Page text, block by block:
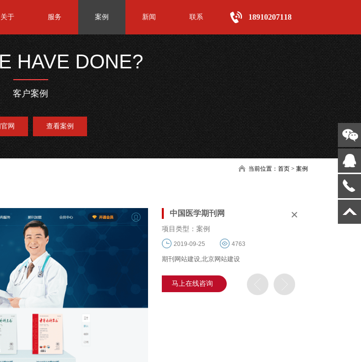
关于 服务 案例 新闻 联系 18910207118
HAVE DONE?
客户案例
网 查看案例
当前位置：首页 >案例
中国医学期刊网 ×
项目类型：案例
2019-09-25 4763
期刊网站建设,北京网站建设
马上在线咨询